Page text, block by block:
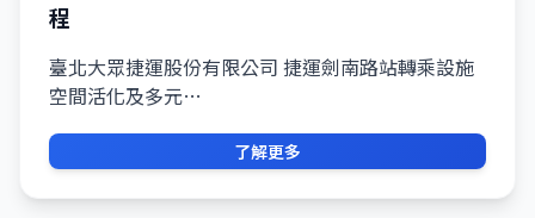
程
臺北大眾捷運股份有限公司 捷運劍南路站轉乘設施
空間活化及多元…
了解更多